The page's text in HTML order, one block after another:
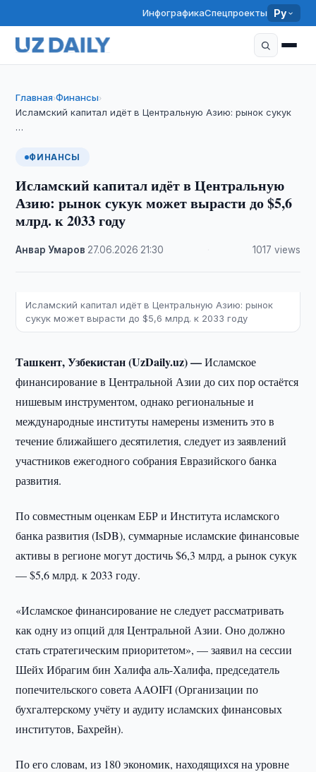
ИнфографикаСпецпроекты Ру
Главная›Финансы›
Исламский капитал идёт в Центральную Азию: рынок сукук
…
ФИНАНСЫ
Исламский капитал идёт в Центральную
Азию: рынок сукук может вырасти до $5,6
млрд. к 2033 году
Анвар Умаров 27.06.2026 21:30 1017 views
Исламский капитал идёт в Центральную Азию: рынок
сукук может вырасти до $5,6 млрд. к 2033 году
Ташкент, Узбекистан (UzDaily.uz) —Исламское
финансирование в Центральной Азии до сих пор остаётся
нишевым инструментом, однако региональные и
международные институты намерены изменить это в
течение ближайшего десятилетия, следует из заявлений
участников ежегодного собрания Евразийского банка
развития.
По совместным оценкам ЕБР и Института исламского
банка развития (IsDB), суммарные исламские финансовые
активы в регионе могут достичь $6,3 млрд, а рынок сукук
— $5,6 млрд. к 2033 году.
«Исламское финансирование не следует рассматривать
как одну из опций для Центральной Азии. Оно должно
стать стратегическим приоритетом», — заявил на сессии
Шейх Ибрагим бин Халифа аль-Халифа, председатель
попечительского совета AAOIFI (Организации по
бухгалтерскому учёту и аудиту исламских финансовых
институтов, Бахрейн).
По его словам, из 180 экономик, находящихся на уровне